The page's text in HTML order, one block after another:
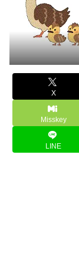
X
Misskey
LINE